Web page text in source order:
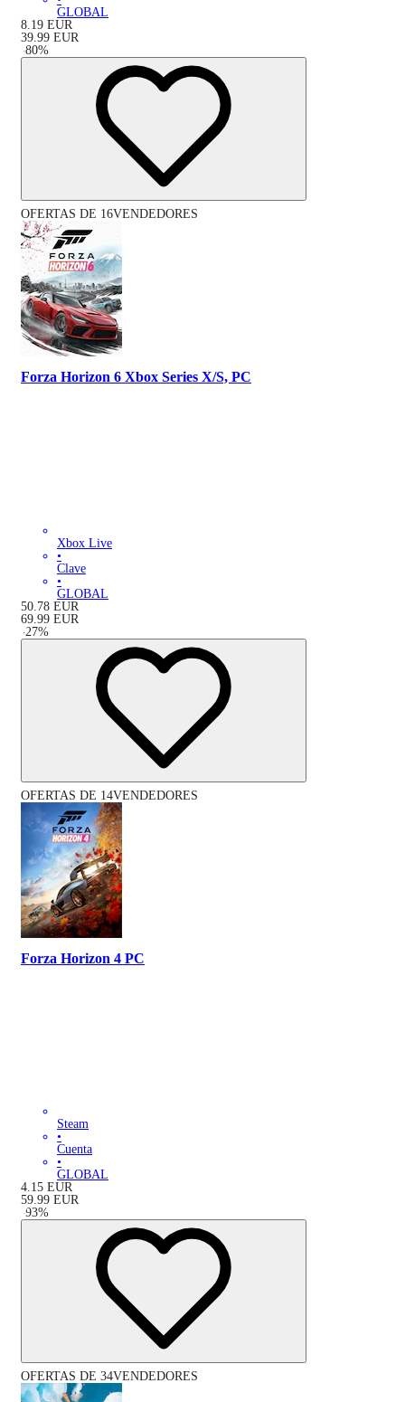
GLOBAL
8.19 EUR
39.99 EUR
-80%
OFERTAS DE 16VENDEDORES
Forza Horizon 6 Xbox Series X/S, PC
Xbox Live
•
Clave
•
GLOBAL
50.78 EUR
69.99 EUR
-27%
OFERTAS DE 14VENDEDORES
Forza Horizon 4 PC
Steam
•
Cuenta
•
GLOBAL
4.15 EUR
59.99 EUR
-93%
OFERTAS DE 34VENDEDORES